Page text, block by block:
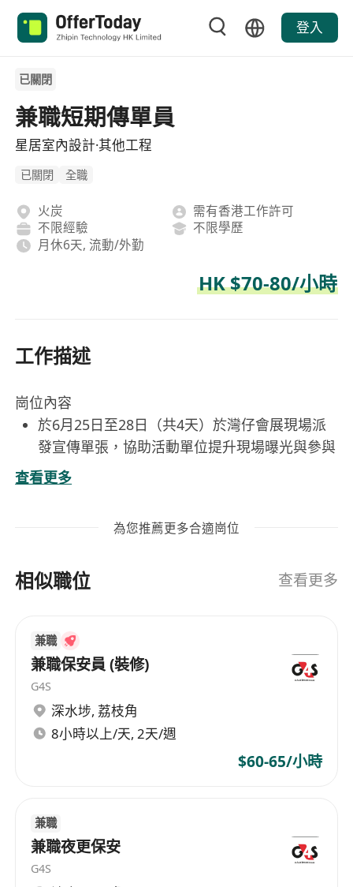
登入
已關閉
兼職短期傳單員
星居室內設計·其他工程
已關閉 全職
火炭
需有香港工作許可
不限經驗
不限學歷
月休6天, 流動/外勤
HK $70-80/小時
工作描述
崗位內容
於6月25日至28日（共4天）於灣仔會展現場派
發宣傳單張，協助活動單位提升現場曝光與參與
度。
按指定路線及區域，在會展內外人流密集處（如
遞送傳單，並簡要說明活動重點。
作人員指示，適時回報派發情況或現場異常狀
單及回收物料，確保工作區域整潔有序。
遵守會展場地管理規範，包括不阻礙通道、不幹
擾展商運作、不擅自進入限制區域等基本守則。
工作要求
年滿18歲，身心健康，具備基本溝通能力，能以
粵語清晰交流，懂普通話或英語為加分項。
境。
可全程參與全部四天（6月25–28日），每日工
作時間為下午12:00至晚上7:00（含短暫休
查看更多
為您推薦更多合適崗位
相似職位 查看更多
兼職
兼職保安員 (裝修)
G4S
深水埗, 荔枝角
8小時以上/天, 2天/週
$60-65/小時
兼職
兼職夜更保安
G4S